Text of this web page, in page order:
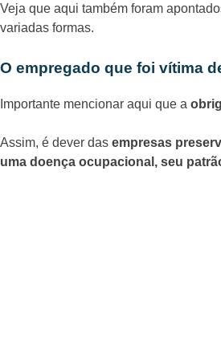
Veja que aqui também foram
variadas formas.
O empregado que foi vítima
Importante mencionar aqui que a
Assim, é dever das empresas
uma doença ocupacional, seu